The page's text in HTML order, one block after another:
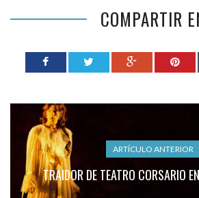
COMPARTIR
ARTÍCULO ANTERIOR
TRAIDOR DE TEATRO CORSARIO